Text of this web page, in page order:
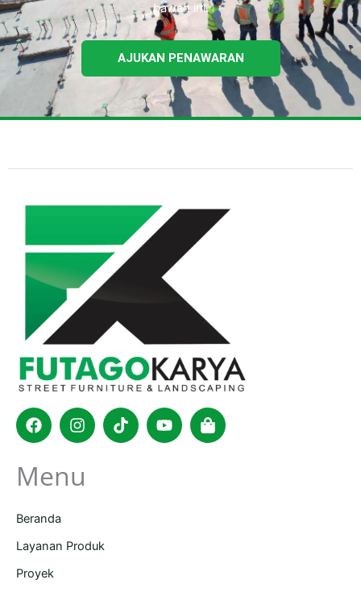
bawah ini.
AJUKAN PENAWARAN
FacebookInstagram
TiktokYoutubeShopping-
bag
Menu
Beranda
Layanan Produk
Proyek